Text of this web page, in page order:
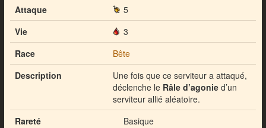
Attaque
5
Vie
3
Race
Bête
Description
Une fois que ce serviteur a attaqué,
déclenche le Râle d’agonied’un
serviteur allié aléatoire.
Rareté
Basique